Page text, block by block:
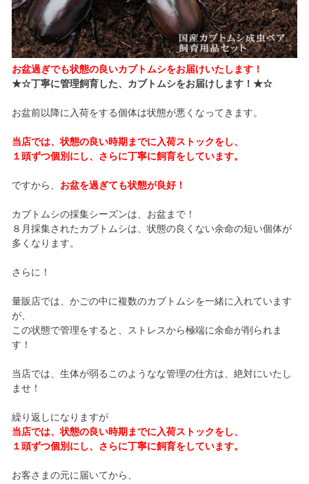
お盆過ぎでも状態の良いカブトムシをお届けいたします！
★☆丁寧に管理飼育した、カブトムシをお届けします！★☆
お盆前以降に入荷をする個体は状態が悪くなってきます。
当店では、状態の良い時期までに入荷ストックをし、
１頭ずつ個別にし、さらに丁寧に飼育をしています。
ですから、 お盆を過ぎても状態が良好！
カブトムシの採集シーズンは、お盆まで！
８月採集されたカブトムシは、状態の良くない余命の短い個体が
多くなります。
さらに！
量販店では、かごの中に複数のカブトムシを一緒に入れています
が、
この状態で管理をすると、ストレスから極端に余命が削られま
す！
当店では、生体が弱るこのようなな管理の仕方は、絶対にいたし
ませ！
繰り返しになりますが
当店では、状態の良い時期までに入荷ストックをし、
１頭ずつ個別にし、さらに丁寧に飼育をしています。
お客さまの元に届いてから、